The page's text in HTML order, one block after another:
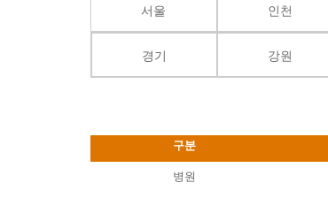
서울 인천
경기 강원
구분
병원